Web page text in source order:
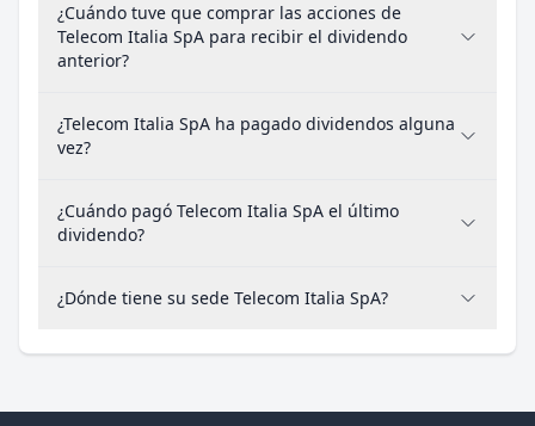
¿Cuándo tuve que comprar las acciones de
Telecom Italia SpA para recibir el dividendo
anterior?
¿Telecom Italia SpA ha pagado dividendos alguna
vez?
¿Cuándo pagó Telecom Italia SpA el último
dividendo?
¿Dónde tiene su sede Telecom Italia SpA?